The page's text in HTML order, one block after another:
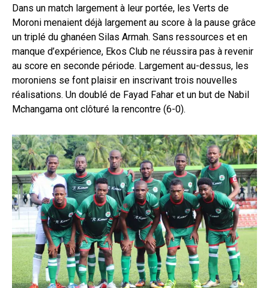
Dans un match largement à leur portée, les Verts de
Moroni menaient déjà largement au score à la pause grâce
un triplé du ghanéen Silas Armah. Sans ressources et en
manque d’expérience, Ekos Club ne réussira pas à revenir
au score en seconde période. Largement au-dessus, les
moroniens se font plaisir en inscrivant trois nouvelles
réalisations. Un doublé de Fayad Fahar et un but de Nabil
Mchangama ont clôturé la rencontre (6-0).